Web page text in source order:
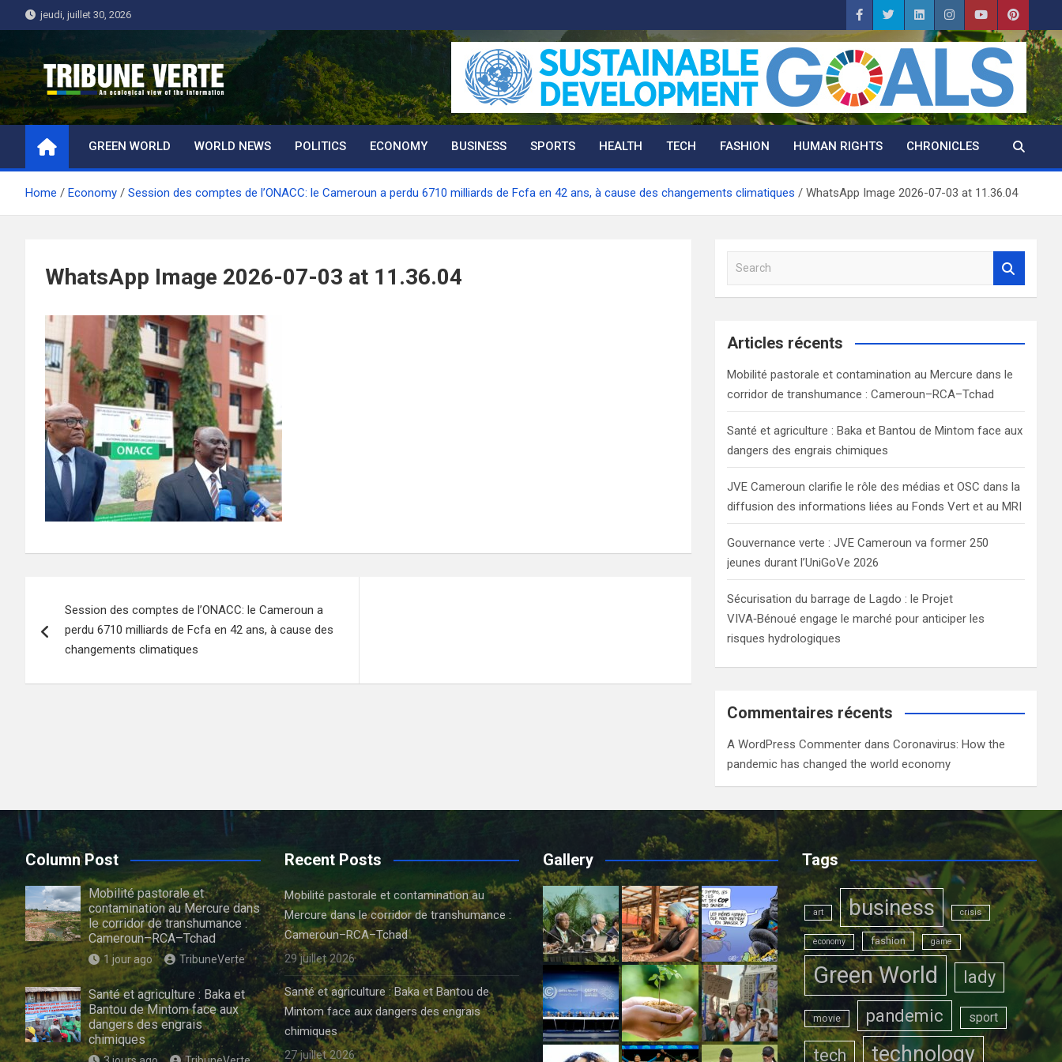
to
jeudi, juillet 30, 2026
Tribune Verte
Un regard écologique de l'information
GREEN WORLD WORLD NEWS POLITICS ECONOMY BUSINESS SPORTS HEALTH TECH FASHION HUMAN RIGHTS CHRONICLES
Home Economy Session des comptes de l’ONACC: le Cameroun a perdu 6710 milliards de Fcfa en 42 ans, à cause des changements climatiques WhatsApp Image 2026-07-03 at 11.36.04
WhatsApp Image 2026-07-03 at 11.36.04
de
l’article
Session des comptes de l’ONACC: le Cameroun a
perdu 6710 milliards de Fcfa en 42 ans, à cause des
changements climatiques
a
c
Articles récents
Mobilité pastorale et contamination au Mercure dans le
corridor de transhumance : Cameroun–RCA–Tchad
Santé et agriculture : Baka et Bantou de Mintom face aux
dangers des engrais chimiques
JVE Cameroun clarifie le rôle des médias et OSC dans la
diffusion des informations liées au Fonds Vert et au MRI
Gouvernance verte : JVE Cameroun va former 250
jeunes durant l’UniGoVe 2026
Sécurisation du barrage de Lagdo : le Projet
VIVA‑Bénoué engage le marché pour anticiper les
risques hydrologiques
Commentaires récents
A WordPress Commenter dansCoronavirus: How the
pandemic has changed the world economy
Column Post
Mobilité pastorale et
contamination au Mercure dans
le corridor de transhumance :
Cameroun–RCA–Tchad
1 jour ago TribuneVerte
Santé et agriculture : Baka et
Bantou de Mintom face aux
dangers des engrais
chimiques
Recent Posts
Mobilité pastorale et contamination au
Mercure dans le corridor de transhumance :
Cameroun–RCA–Tchad
29 juillet 2026
Santé et agriculture : Baka et Bantou de
Mintom face aux dangers des engrais
chimiques
27 juillet 2026
Gallery Tags
art business crisis
economy fashion game
Green World lady
movie pandemic sport
tech technology